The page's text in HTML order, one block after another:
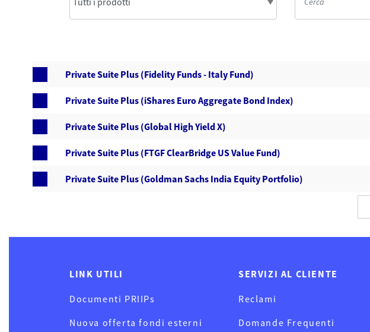
Private Suite Plus (Fidelity Funds - Italy Fund)
Private Suite Plus (iShares Euro Aggregate Bond Index)
Private Suite Plus (Global High Yield X)
Private Suite Plus (FTGF ClearBridge US Value Fund)
Private Suite Plus (Goldman Sachs India Equity Portfolio)
LINK UTILI
Documenti PRIIPs
Nuova offerta fondi esterni
SERVIZI AL CLIENTE
Reclami
Domande Frequenti